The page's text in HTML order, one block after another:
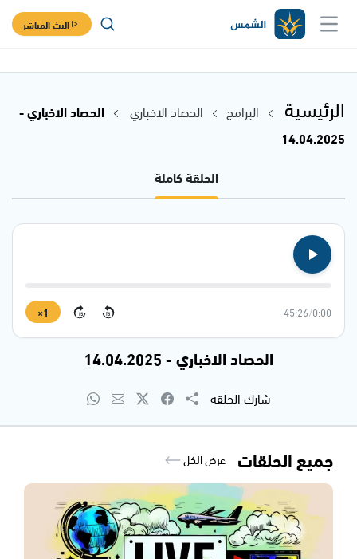
البث المباشر
الرئيسية البرامج الحصاد الاخباري
الحصاد الاخباري -
14.04.2025
الحلقة كاملة
0:00
/
45:26
15
15
1×
الحصاد الاخباري - 14.04.2025
شارك الحلقة
جميع الحلقات عرض الكل